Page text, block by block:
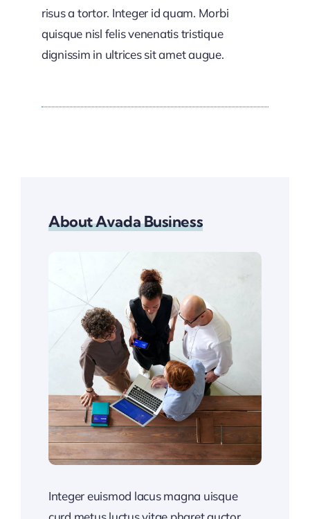
risus a tortor. Integer id quam. Morbi
quisque nisl felis venenatis tristique
dignissim in ultrices sit amet augue.
About Avada Business
Integer euismod lacus magna uisque